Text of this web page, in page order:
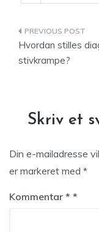
Hvordan stilles
stivkrampe?
Skriv et
Din e-mailadresse
er markeret med *
Kommentar *